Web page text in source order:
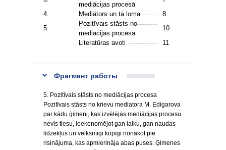
mediācijas procesā
4.
Mediātors un tā loma
8
5.
Pozitīvais stāsts no
mediācijas procesa
10
Literatūras avoti
11
Фрагмент работы
5. Pozitīvais stāsts no mediācijas procesa
Pozitīvais stāsts no krievu mediatora M. Edigarova
par kādu ģimeni, kas izvēlējās mediācijas procesu
nevis tiesu, ieekonomējot gan laiku, gan naudas
līdzekļus un veiksmīgi kopīgi nonākot pie
risinājuma, kas apmierināja abas puses. Ģimenes